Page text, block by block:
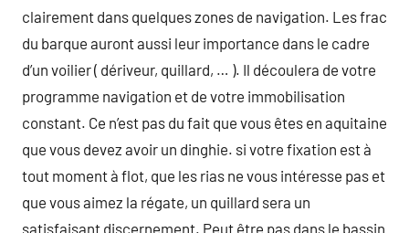
clairement dans quelques zones de navigation. Les frac
du barque auront aussi leur importance dans le cadre
d’un voilier ( dériveur, quillard, … ). Il découlera de votre
programme navigation et de votre immobilisation
constant. Ce n’est pas du fait que vous êtes en aquitaine
que vous devez avoir un dinghie. si votre fixation est à
tout moment à flot, que les rias ne vous intéresse pas et
que vous aimez la régate, un quillard sera un
satisfaisant discernement. Peut être pas dans le bassin